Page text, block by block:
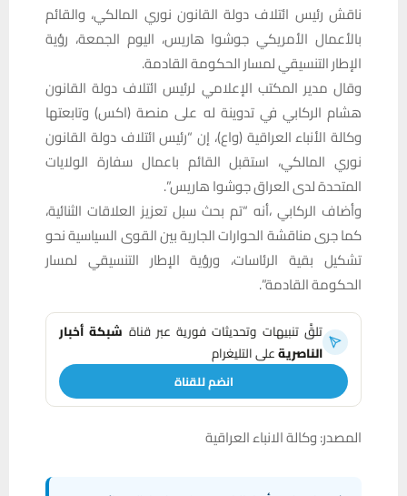
ناقش رئيس ائتلاف دولة القانون نوري المالكي، والقائم
باﻷعمال الأمريكي جوشوا هاريس، اليوم الجمعة، رؤية
الإطار التنسيقي لمسار الحكومة القادمة.
وقال مدير المكتب اﻹعلامي لرئيس ائتلاف دولة القانون
هشام الركابي في تدوينة له على منصة (اكس) وتابعتها
وكالة الأنباء العراقية (واع)، إن “‏رئيس ائتلاف دولة القانون
نوري المالكي، استقبل القائم باعمال سفارة الولايات
المتحدة لدى العراق جوشوا هاريس”.
وأضاف الركابي ،أنه “تم بحث سبل تعزيز العلاقات الثنائية،
كما جرى مناقشة الحوارات الجارية بين القوى السياسية نحو
تشكيل بقية الرئاسات، ورؤية الإطار التنسيقي لمسار
الحكومة القادمة”.
تلقَّ تنبيهات وتحديثات فورية عبر قناة شبكة أخبار
الناصريةعلى التليغرام
انضم للقناة
المصدر: وكالة الانباء العراقية